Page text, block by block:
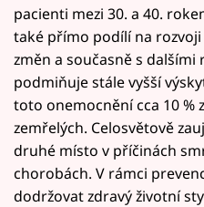
pacienti mezi 30. a 40.
také přímo podílí na
změn a současně s
podmiňuje stále vyšší
toto onemocnění cca 10 %
zemřelých. Celosvětově
druhé místo v příčinách
chorobách. V rámci
dodržovat zdravý životní